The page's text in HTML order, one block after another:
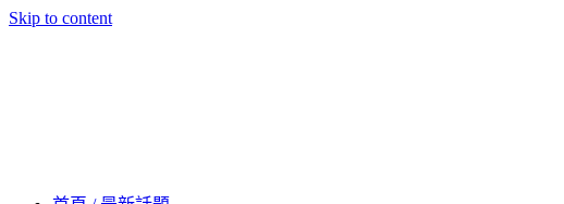
Skip to content